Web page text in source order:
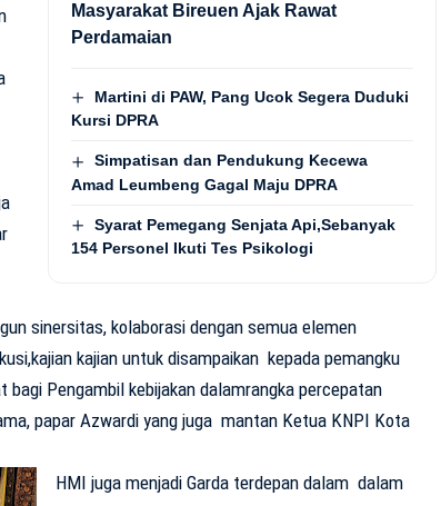
Masyarakat Bireuen Ajak Rawat
Perdamaian
Martini di PAW, Pang Ucok Segera Duduki
Kursi DPRA
Simpatisan dan Pendukung Kecewa
Amad Leumbeng Gagal Maju DPRA
Syarat Pemegang Senjata Api,Sebanyak
154 Personel Ikuti Tes Psikologi
sinersitas, kolaborasi dengan semua elemen
kajian untuk disampaikan kepada pemangku
bagi Pengambil kebijakan dalamrangka percepatan
papar Azwardi yang juga mantan Ketua KNPI Kota
HMI juga menjadi Garda terdepan dalam dalam